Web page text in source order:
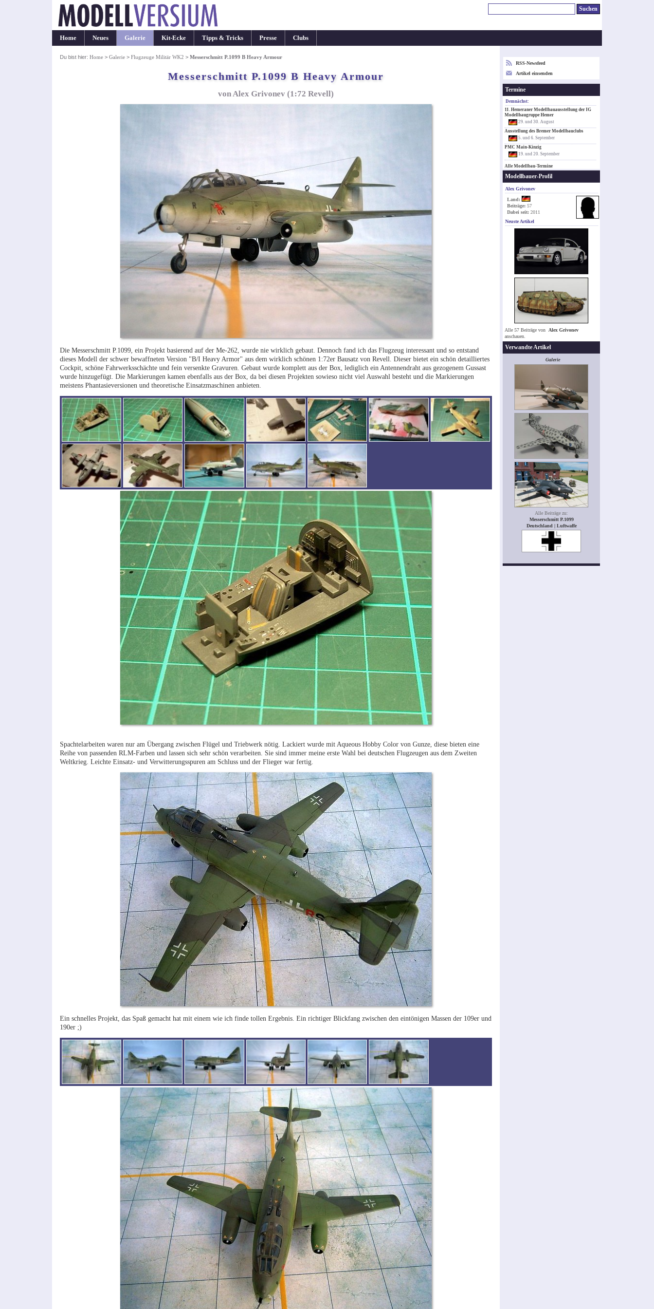
Home Neues Galerie Kit-Ecke Tipps & Tricks Presse Clubs
Du bist hier: Home> Galerie> Flugzeuge Militär WK2 > Messerschmitt P.1099 B Heavy Armour
Messerschmitt P.1099 B Heavy Armour
von Alex Grivonev (1:72 Revell)
Die Messerschmitt P.1099, ein Projekt basierend auf der Me-262, wurde nie wirklich gebaut. Dennoch fand ich das Flugzeug interessant und so entstand
dieses Modell der schwer bewaffneten Version "B/I Heavy Armor" aus dem wirklich schönen 1:72er Bausatz von Revell. Dieser bietet ein schön detailliertes
Cockpit, schöne Fahrwerksschächte und fein versenkte Gravuren. Gebaut wurde komplett aus der Box, lediglich ein Antennendraht aus gezogenem Gussast
wurde hinzugefügt. Die Markierungen kamen ebenfalls aus der Box, da bei diesen Projekten sowieso nicht viel Auswahl besteht und die Markierungen
meistens Phantasieversionen und theoretische Einsatzmaschinen anbieten.
Spachtelarbeiten waren nur am Übergang zwischen Flügel und Triebwerk nötig. Lackiert wurde mit Aqueous Hobby Color von Gunze, diese bieten eine
Reihe von passenden RLM-Farben und lassen sich sehr schön verarbeiten. Sie sind immer meine erste Wahl bei deutschen Flugzeugen aus dem Zweiten
Weltkrieg. Leichte Einsatz- und Verwitterungsspuren am Schluss und der Flieger war fertig.
Ein schnelles Projekt, das Spaß gemacht hat mit einem wie ich finde tollen Ergebnis. Ein richtiger Blickfang zwischen den eintönigen Massen der 109er und
190er ;)
RSS-Newsfeed
Artikel einsenden
Termine
Demnächst:
11. Hemeraner Modellbauausstellung der IG
Modellbaugruppe Hemer
29. und 30. August
Ausstellung des Bremer Modellbauclubs
5. und 6. September
PMC Main-Kinzig
19. und 20. September
Alle Modellbau-Termine
Modellbauer-Profil
Alex Grivonev
Land:
Beiträge: 57
Dabei seit: 2011
Neuste Artikel
Alle 57 Beiträge von Alex Grivonev
anschauen.
Verwandte Artikel
Galerie
Alle Beiträge zu:
Messerschmitt P.1099
Deutschland | Luftwaffe